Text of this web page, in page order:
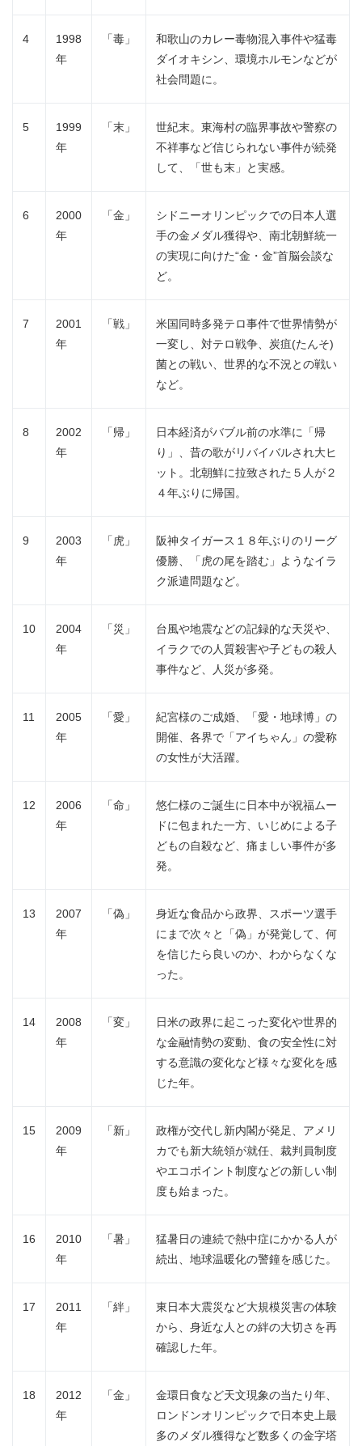
4
1998
年
「毒」
和歌山のカレー毒物混入事件や猛毒
ダイオキシン、環境ホルモンなどが
社会問題に。
5
1999
年
「末」
世紀末。東海村の臨界事故や警察の
不祥事など信じられない事件が続発
して、「世も末」と実感。
6
2000
年
「金」
シドニーオリンピックでの日本人選
手の金メダル獲得や、南北朝鮮統一
の実現に向けた“金・金”首脳会談な
ど。
7
2001
年
「戦」
米国同時多発テロ事件で世界情勢が
一変し、対テロ戦争、炭疽(たんそ)
菌との戦い、世界的な不況との戦い
など。
8
2002
年
「帰」
日本経済がバブル前の水準に「帰
り」、昔の歌がリバイバルされ大ヒ
ット。北朝鮮に拉致された５人が２
４年ぶりに帰国。
9
2003
年
「虎」
阪神タイガース１８年ぶりのリーグ
優勝、「虎の尾を踏む」ようなイラ
ク派遣問題など。
10
2004
年
「災」
台風や地震などの記録的な天災や、
イラクでの人質殺害や子どもの殺人
事件など、人災が多発。
11
2005
年
「愛」
紀宮様のご成婚、「愛・地球博」の
開催、各界で「アイちゃん」の愛称
の女性が大活躍。
12
2006
年
「命」
悠仁様のご誕生に日本中が祝福ムー
ドに包まれた一方、いじめによる子
どもの自殺など、痛ましい事件が多
発。
13
2007
年
「偽」
身近な食品から政界、スポーツ選手
にまで次々と「偽」が発覚して、何
を信じたら良いのか、わからなくな
った。
14
2008
年
「変」
日米の政界に起こった変化や世界的
な金融情勢の変動、食の安全性に対
する意識の変化など様々な変化を感
じた年。
15
2009
年
「新」
政権が交代し新内閣が発足、アメリ
カでも新大統領が就任、裁判員制度
やエコポイント制度などの新しい制
度も始まった。
16
2010
年
「暑」
猛暑日の連続で熱中症にかかる人が
続出、地球温暖化の警鐘を感じた。
17
2011
年
「絆」
東日本大震災など大規模災害の体験
から、身近な人との絆の大切さを再
確認した年。
18
2012
年
「金」
金環日食など天文現象の当たり年、
ロンドンオリンピックで日本史上最
多のメダル獲得など数多くの金字塔